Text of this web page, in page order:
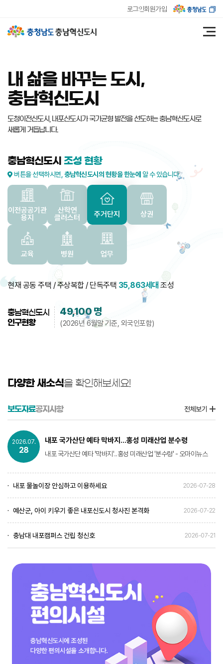
로그인회원가입
내 삶을 바꾸는 도시,
충남혁신도시
도청이전신도시, 내포신도시가 국가균형 발전을 선도하는충남혁신도시로
새롭게 거듭납니다.
충남혁신도시 조성 현황
버튼을 선택하시면, 충남혁신도시의 현황을 한눈에 알 수 있습니다.
이전공공기관
용지
산학연
클러스터
주거단지 상권
교육 병원 업무
현재 공동 주택 / 주상복합 / 단독주택 35,863세대 조성
충남혁신도시
인구현황
49,100 명
(2026년 6월말 기준, 외국인포함)
다양한 새소식을 확인해보세요!
보도자료공지사항 전체보기
2026.07.
28
내포 국가산단 예타 막바지...홍성 미래산업 분수령
내포 국가산단 예타 '막바지'...홍성 미래산업 '분수령' - 오마이뉴스
내포 물놀이장 안심하고 이용하세요 2026-07-28
예산군, 아이 키우기 좋은 내포신도시 청사진 본격화 2026-07-22
충남대 내포캠퍼스 건립 청신호 2026-07-21